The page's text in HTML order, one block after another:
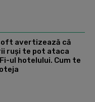
avertizează că
ruși te pot ataca
ul hotelului. Cum te